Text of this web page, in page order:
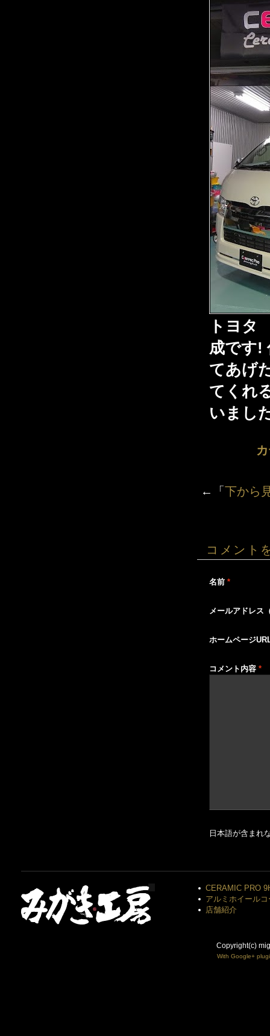
トヨタ
成です!
てあげ
てくれ
いまし
←「 下から
コメント
名前 *
メールアドレス
ホームページ
コメント内容 *
日本語が含まれ
CERAMIC PRO
アルミホイール
店舗紹介
Copyright(c)
With Google+